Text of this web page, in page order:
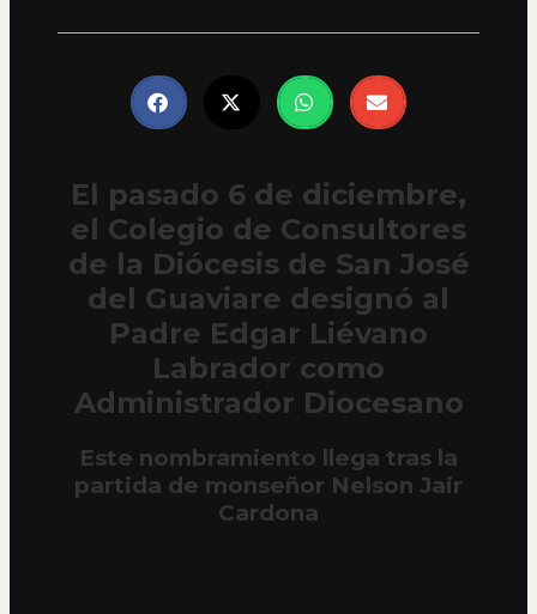
El pasado 6 de diciembre,
el Colegio de Consultores
de la Diócesis de San José
del Guaviare designó al
Padre Edgar Liévano
Labrador como
Administrador Diocesano
Este nombramiento llega tras la
partida de monseñor Nelson Jair
Cardona